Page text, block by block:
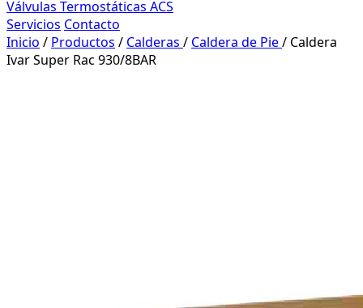
Válvulas Termostáticas ACS
Servicios Contacto
Inicio / Productos / Calderas / Caldera de Pie/ Caldera
Ivar Super Rac 930/8BAR